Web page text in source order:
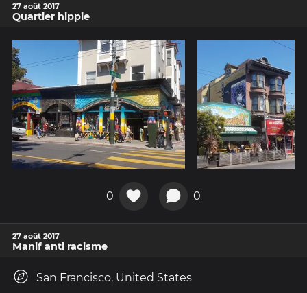
27 août 2017
Quartier hippie
0 0
27 août 2017
Manif anti racisme
San Francisco, United States